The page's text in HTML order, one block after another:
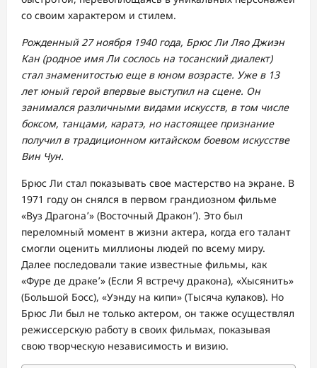
со своим характером и стилем.
Рожденный 27 ноября 1940 года, Брюс Ли Ляо Джиэн
Кан (родное имя Ли сослось на тосанский диалект)
стал знаменитостью еще в юном возрасте. Уже в 13
лет юный герой впервые выступил на сцене. Он
занимался различными видами искусств, в том числе
боксом, танцами, каратэ, но настоящее признание
получил в традиционном китайском боевом искусстве
Вин Чун.
Брюс Ли стал показывать свое мастерство на экране. В
1971 году он снялся в первом грандиозном фильме
«Вуз Драгона՚» (Восточный Дракон՚). Это был
переломный момент в жизни актера, когда его талант
смогли оценить миллионы людей по всему миру.
Далее последовали такие известные фильмы, как
«Фуре де драке՚» (Если Я встречу дракона), «Хысянить»
(Большой Босс), «Уэнду на кипи» (Тысяча кулаков). Но
Брюс Ли был не только актером, он также осуществлял
режиссерскую работу в своих фильмах, показывая
свою творческую независимость и визию.